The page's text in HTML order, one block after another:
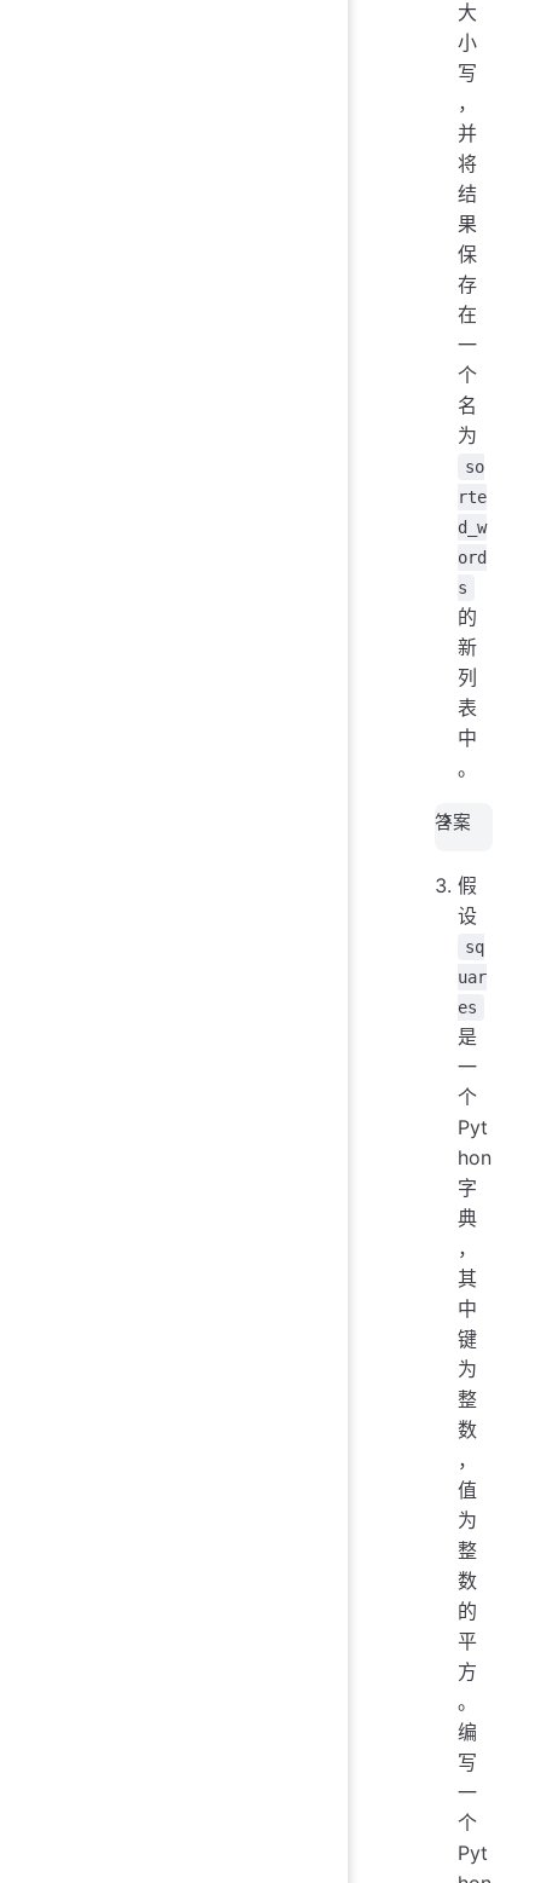
大
小
写
，
并
将
结
果
保
存
在
一
个
名
为
so
rte
d_w
ord
s
的
新
列
表
中
。
答案
假
设
sq
uar
es
是
一
个
Pyt
hon
字
典
，
其
中
键
为
整
数
，
值
为
整
数
的
平
方
。
编
写
一
个
Pyt